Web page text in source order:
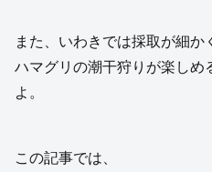
また、いわきでは採取が細
ハマグリの潮干狩りが楽しめ
よ。
この記事では、